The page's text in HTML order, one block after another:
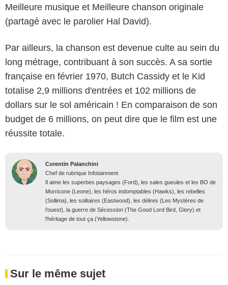
Meilleure musique et Meilleure chanson originale
(partagé avec le parolier Hal David).
Par ailleurs, la chanson est devenue culte au sein du
long métrage, contribuant à son succès. A sa sortie
française en février 1970, Butch Cassidy et le Kid
totalise 2,9 millions d'entrées et 102 millions de
dollars sur le sol américain ! En comparaison de son
budget de 6 millions, on peut dire que le film est une
réussite totale.
Corentin Palanchini
Chef de rubrique Infotainment
Il aime les superbes paysages (Ford), les sales gueules et les BO de
Morricone (Leone), les héros indomptables (Hawks), les rebelles
(Sollima), les solitaires (Eastwood), les délires (Les Mystères de
l’ouest), la guerre de Sécession (The Good Lord Bird, Glory) et
l'héritage de tout ça (Yellowstone).
Sur le même sujet